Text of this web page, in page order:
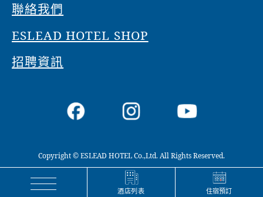
聯絡我們
ESLEAD HOTEL SHOP
招聘資訊
Copyright © ESLEAD HOTEL Co.,Ltd. All Rights Reserved.
酒店列表 住宿預訂